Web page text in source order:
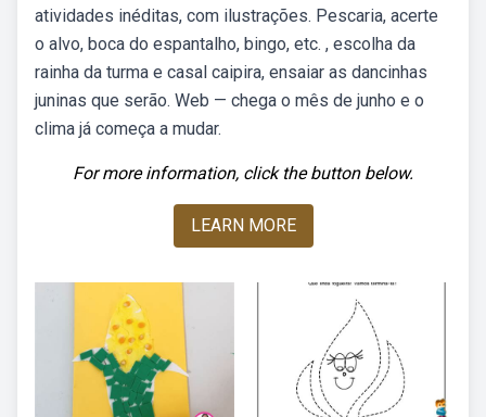
atividades inéditas, com ilustrações. Pescaria, acerte
o alvo, boca do espantalho, bingo, etc. , escolha da
rainha da turma e casal caipira, ensaiar as dancinhas
juninas que serão. Web — chega o mês de junho e o
clima já começa a mudar.
For more information, click the button below.
LEARN MORE